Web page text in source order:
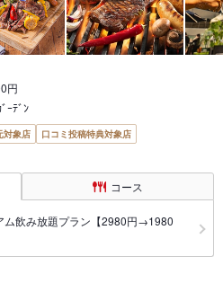
円
ｰﾃﾞﾝ
対象店
口コミ投稿特典対象店
コース
ム飲み放題プラン【2980円→1980